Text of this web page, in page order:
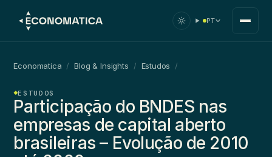
PT
Economatica / Blog & Insights / Estudos /
ESTUDOS
Participação do BNDES nas
empresas de capital aberto
brasileiras – Evolução de 2010